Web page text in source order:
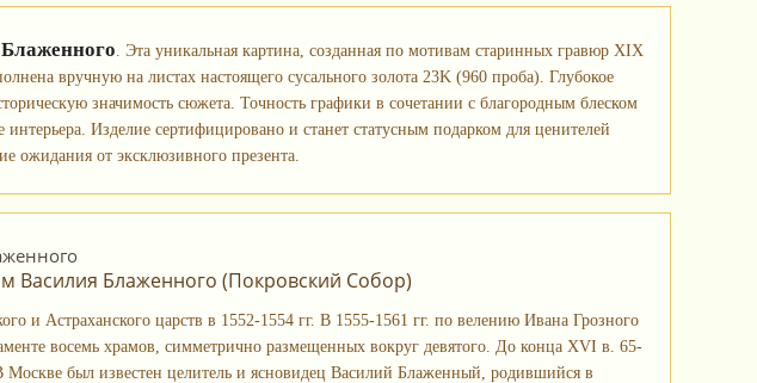
. Эта уникальная картина, созданная по мотивам старинных гравюр XIX
вручную на листах настоящего сусального золота 23K (960 проба). Глубокое
значимость сюжета. Точность графики в сочетании с благородным блеском
Изделие сертифицировано и станет статусным подарком для ценителей
ожидания от эксклюзивного презента.
Василия Блаженного (Покровский Собор)
и Астраханского царств в 1552-1554 гг. В 1555-1561 гг. по велению Ивана Грозного
восемь храмов, симметрично размещенных вокруг девятого. До конца XVI в. 65-
был известен целитель и ясновидец Василий Блаженный, родившийся в